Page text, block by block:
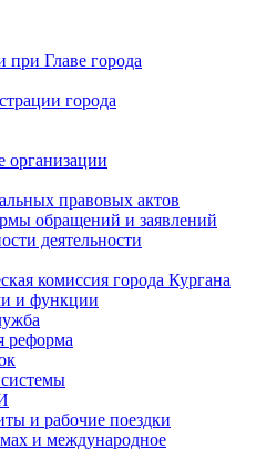
Главе города
города
организации
правовых актов
обращений и заявлений
деятельности
комиссия города Кургана
и функции
реформа
и рабочие поездки
и международное